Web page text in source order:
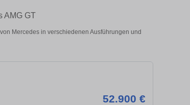
AMG GT
Mercedes in verschiedenen Ausführungen und
52.900 €